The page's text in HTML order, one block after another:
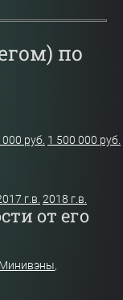
по
руб. 1 500 000 руб.
г.в. 2018 г.в.
от его
Минивэны,